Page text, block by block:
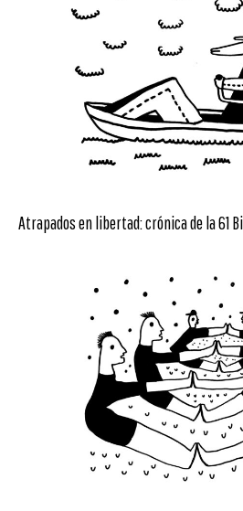
Atrapados en libertad: crónica de la 61